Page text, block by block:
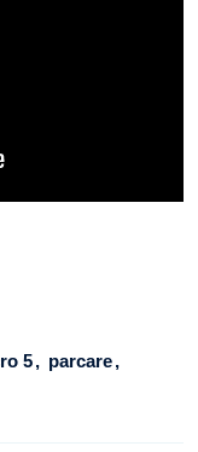
5 parcare